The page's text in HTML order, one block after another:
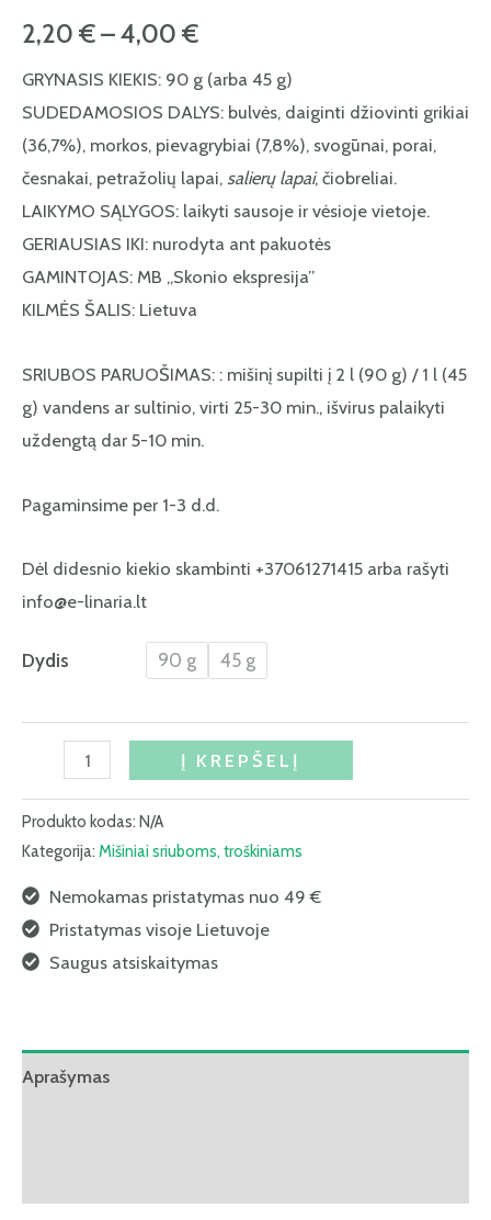
2,20 €–4,00 €
GRYNASIS KIEKIS: 90 g (arba 45 g)
SUDEDAMOSIOS DALYS: bulvės, daiginti džiovinti grikiai
(36,7%), morkos, pievagrybiai (7,8%), svogūnai, porai,
česnakai, petražolių lapai, salierų lapai, čiobreliai.
LAIKYMO SĄLYGOS: laikyti sausoje ir vėsioje vietoje.
GERIAUSIAS IKI: nurodyta ant pakuotės
GAMINTOJAS: MB „Skonio ekspresija”
KILMĖS ŠALIS: Lietuva
SRIUBOS PARUOŠIMAS: : mišinį supilti į 2 l (90 g) / 1 l (45
g) vandens ar sultinio, virti 25-30 min., išvirus palaikyti
uždengtą dar 5-10 min.
Pagaminsime per 1-3 d.d.
Dėl didesnio kiekio skambinti +37061271415 arba rašyti
info@e-linaria.lt
Dydis 90 g 45 g
Į KREPŠELĮ
Produkto kodas: N/A
Kategorija: Mišiniai sriuboms, troškiniams
Nemokamas pristatymas nuo 49 €
Pristatymas visoje Lietuvoje
Saugus atsiskaitymas
Aprašymas